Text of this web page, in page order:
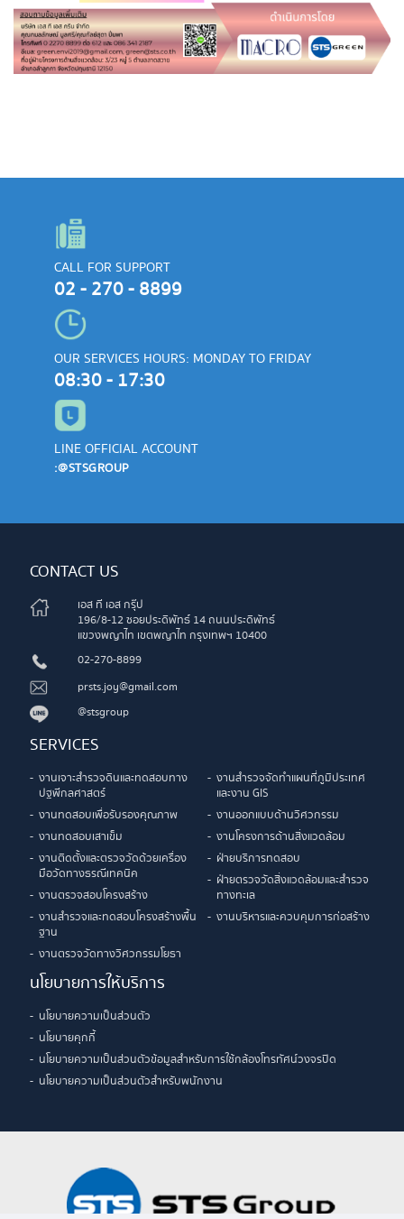
CALL FOR SUPPORT
02 - 270 - 8899
OUR SERVICES HOURS: MONDAY TO FRIDAY
08:30 - 17:30
LINE OFFICIAL ACCOUNT
:@STSGROUP
CONTACT US
เอส ที เอส กรุ๊ป
196/8-12 ซอยประดิพัทธ์ 14 ถนนประดิพัทธ์
แขวงพญาไท เขตพญาไท กรุงเทพฯ 10400
02-270-8899
prsts.joy@gmail.com
@stsgroup
SERVICES
งานเจาะสำรวจดินและทดสอบทาง
ปฐพีกลศาสตร์
งานทดสอบเพื่อรับรองคุณภาพ
งานทดสอบเสาเข็ม
งานติดตั้งและตรวจวัดด้วยเครื่อง
มือวัดทางธรณีเทคนิค
งานตรวจสอบโครงสร้าง
งานสำรวจและทดสอบโครงสร้างพื้น
ฐาน
งานตรวจวัดทางวิศวกรรมโยธา
งานสำรวจจัดทำแผนที่ภูมิประเทศ
และงาน GIS
งานออกแบบด้านวิศวกรรม
งานโครงการด้านสิ่งแวดล้อม
ฝ่ายบริการทดสอบ
ฝ่ายตรวจวัดสิ่งแวดล้อมและสำรวจ
ทางทะเล
งานบริหารและควบคุมการก่อสร้าง
นโยบายการให้บริการ
นโยบายความเป็นส่วนตัว
นโยบายคุกกี้
นโยบายความเป็นส่วนตัวข้อมูลสำหรับการใช้กล้องโทรทัศน์วงจรปิด
นโยบายความเป็นส่วนตัวสำหรับพนักงาน